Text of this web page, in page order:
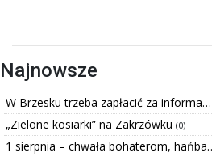
Najnowsze
W Brzesku trzeba zapłacić za informa…
„Zielone kosiarki” na Zakrzówku (0)
1 sierpnia – chwała bohaterom,